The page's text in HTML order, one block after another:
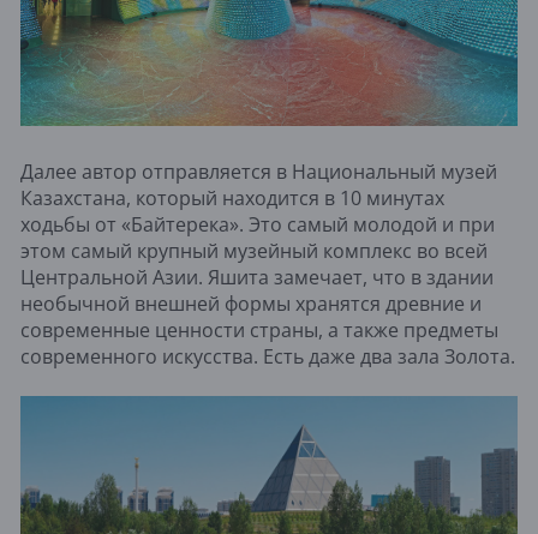
Далее автор отправляется в Национальный музей
Казахстана, который находится в 10 минутах
ходьбы от «Байтерека». Это самый молодой и при
этом самый крупный музейный комплекс во всей
Центральной Азии. Яшита замечает, что в здании
необычной внешней формы хранятся древние и
современные ценности страны, а также предметы
современного искусства. Есть даже два зала Золота.